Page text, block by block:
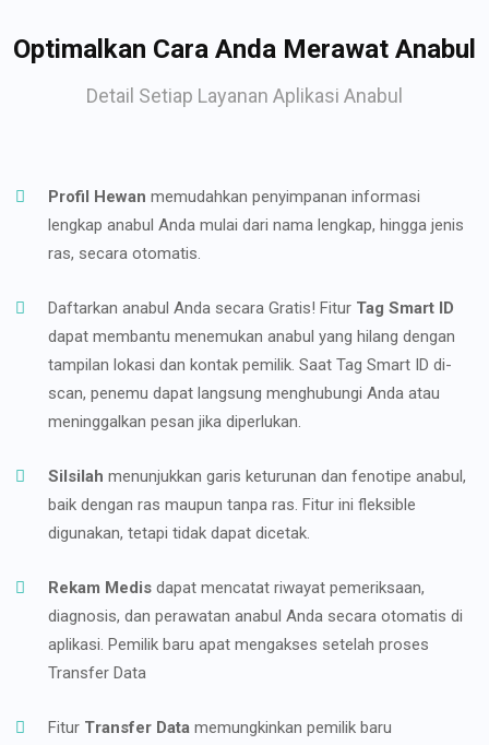
Optimalkan Cara Anda Merawat Anabul
Detail Setiap Layanan Aplikasi Anabul
Profil Hewan memudahkan penyimpanan informasi
lengkap anabul Anda mulai dari nama lengkap, hingga jenis
ras, secara otomatis.
Daftarkan anabul Anda secara Gratis! Fitur Tag Smart ID
dapat membantu menemukan anabul yang hilang dengan
tampilan lokasi dan kontak pemilik. Saat Tag Smart ID di-
scan, penemu dapat langsung menghubungi Anda atau
meninggalkan pesan jika diperlukan.
Silsilah menunjukkan garis keturunan dan fenotipe anabul,
baik dengan ras maupun tanpa ras. Fitur ini fleksible
digunakan, tetapi tidak dapat dicetak.
Rekam Medis dapat mencatat riwayat pemeriksaan,
diagnosis, dan perawatan anabul Anda secara otomatis di
aplikasi. Pemilik baru apat mengakses setelah proses
Transfer Data
Fitur Transfer Data memungkinkan pemilik baru